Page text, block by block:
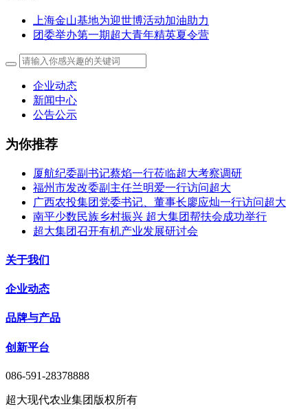
上海金山基地为迎世博活动加油助力
团委举办第一期超大青年精英夏令营
企业动态
新闻中心
公告公示
为你推荐
厦航纪委副书记蔡焰一行莅临超大考察调研
福州市发改委副主任兰明爱一行访问超大
广西农投集团党委书记、董事长廖应灿一行访问超大
南平少数民族乡村振兴 超大集团帮扶会成功举行
超大集团召开有机产业发展研讨会
关于我们
企业动态
品牌与产品
创新平台
086-591-28378888
超大现代农业集团版权所有